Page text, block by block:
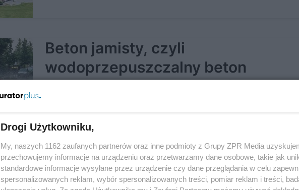
Beton jamisty, czyli
wodoprzepuszczalny beton
zapewniający retencję wód
Tunel pod Ursynowem otwarty!
Drogi Użytkowniku,
My, naszych 1162 zaufanych partnerów oraz inne podmioty z Grupy ZPR Media
przechowujemy informacje na urządzeniu oraz przetwarzamy dane osobowe, takie jak
standardowe informacje wysyłane przez urządzenie czy dane przeglądania w celu
spersonalizowanych reklam, wybór spersonalizowanych treści, pomiar reklam i treści,